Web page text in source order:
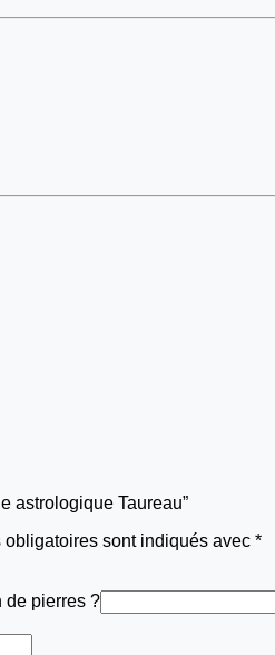
astrologique Taureau”
obligatoires sont indiqués avec *
de pierres ?